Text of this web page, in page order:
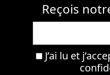
Reçois
J’ai lu et